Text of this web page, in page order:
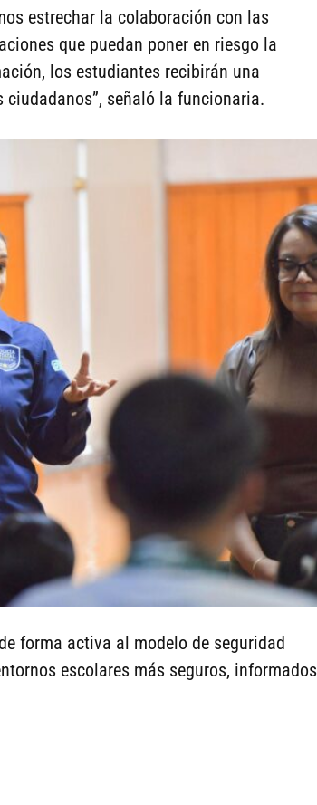
estrechar la colaboración con las
que puedan poner en riesgo la
los estudiantes recibirán una
señaló la funcionaria.
forma activa al modelo de seguridad
escolares más seguros, informados